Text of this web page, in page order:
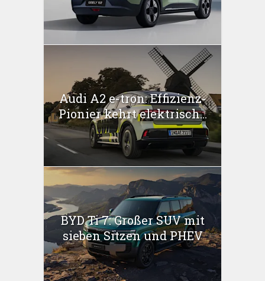
Audi A2 e-tron: Effizienz-
Pionier kehrt elektrisch...
BYD Ti 7: Großer SUV mit
sieben Sitzen und PHEV